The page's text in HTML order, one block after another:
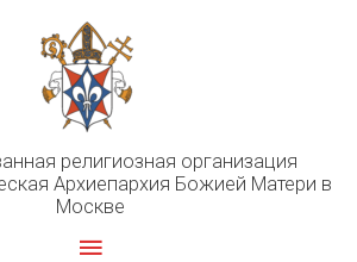
религиозная организация
Архиепархия Божией Матери в
Москве
Главное